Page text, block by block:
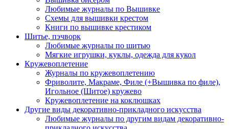
Любимые журналы по Вышивке
Схемы для вышивки крестом
Книги по вышивке крестиком
Шитье, пэчворк
Любимые журналы по шитью
Мягкие игрушки, куклы, одежда для кукол
Кружевоплетение
Журналы по кружевоплетению
Фриволите, Макраме, Филе (+Вышивка по филе),
Игольное (Шитое) кружево
Кружевоплетение на коклюшках
Другие виды декоративно-прикладного искусства
Любимые журналы по другим видам декоративно-